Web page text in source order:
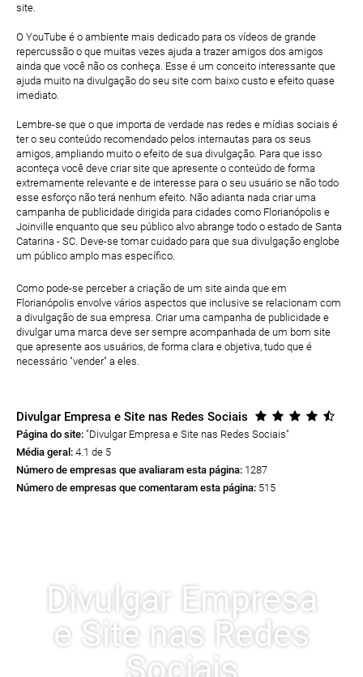
site.
O YouTube é o ambiente mais dedicado para os vídeos de grande
repercussão o que muitas vezes ajuda a trazer amigos dos amigos
ainda que você não os conheça. Esse é um conceito interessante que
ajuda muito na divulgação do seu site com baixo custo e efeito quase
imediato.
Lembre-se que o que importa de verdade nas redes e mídias sociais é
ter o seu conteúdo recomendado pelos internautas para os seus
amigos, ampliando muito o efeito de sua divulgação. Para que isso
aconteça você deve criar site que apresente o conteúdo de forma
extremamente relevante e de interesse para o seu usuário se não todo
esse esforço não terá nenhum efeito. Não adianta nada criar uma
campanha de publicidade dirigida para cidades como Florianópolis e
Joinville enquanto que seu público alvo abrange todo o estado de Santa
Catarina - SC. Deve-se tomar cuidado para que sua divulgação englobe
um público amplo mas específico.
Como pode-se perceber a criação de um site ainda que em
Florianópolis envolve vários aspectos que inclusive se relacionam com
a divulgação de sua empresa. Criar uma campanha de publicidade e
divulgar uma marca deve ser sempre acompanhada de um bom site
que apresente aos usuários, de forma clara e objetiva, tudo que é
necessário "vender" a eles.
Divulgar Empresa e Site nas Redes Sociais
Página do site: "Divulgar Empresa e Site nas Redes Sociais"
Média geral: 4.1 de 5
Número de empresas que avaliaram esta página: 1287
Número de empresas que comentaram esta página: 515
Divulgar Empresa
e Site nas Redes
Sociais